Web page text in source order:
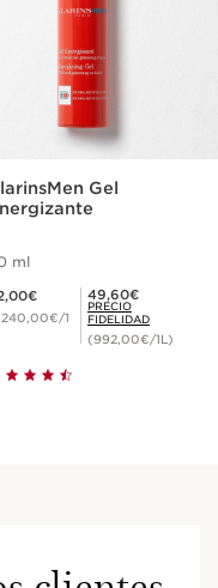
Gel
ml
1
Precio Fidelidad 49,60€
49,60€
PRECIO
FIDELIDAD
(992,00€/1L)